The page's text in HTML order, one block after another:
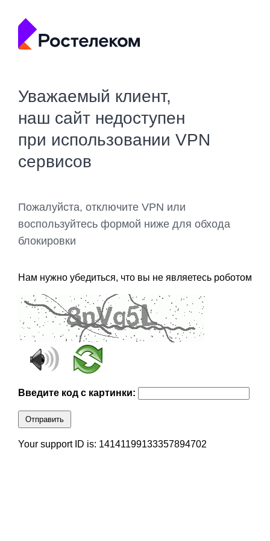
Уважаемый клиент,
наш сайт недоступен
при использовании VPN
сервисов
Пожалуйста, отключите VPN или
воспользуйтесь формой ниже для обхода
блокировки
Нам нужно убедиться, что вы не являетесь роботом
Введите код с картинки:
Отправить
Your support ID is: 14141199133357894702